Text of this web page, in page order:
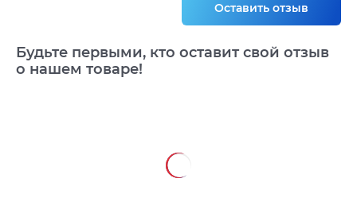
Оставить отзыв
Будьте первыми, кто оставит свой отзыв
о нашем товаре!